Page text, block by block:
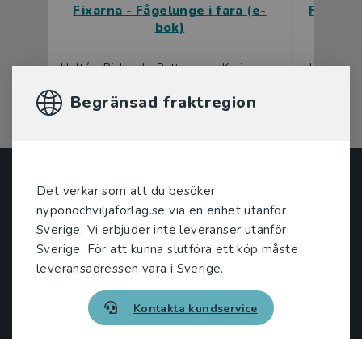
Begränsad fraktregion
Det verkar som att du besöker
nyponochviljaforlag.se via en enhet utanför
Sverige. Vi erbjuder inte leveranser utanför
Sverige. För att kunna slutföra ett köp måste
leveransadressen vara i Sverige.
Kontakta kundservice
Fixarna - Fågelunge i fara (e-
bok)
Hultén, Richard - Pettersson, Karin Hultén,
Nypon och Vilja
Nypon och Vilja förlag ger ut böcker som väcker läslust
och öppnar dörren till nya världar och möjligheter för
såväl barn som vuxna.
Kontakta oss